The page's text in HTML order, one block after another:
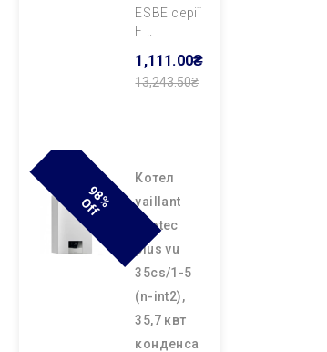
ESBE серії
F ..
1,111.00₴
13,243.50₴
9
8
% O
F
F
котел
vaillant
ecotec
plus vu
35cs/1-5
(n-int2),
35,7 квт
конденса